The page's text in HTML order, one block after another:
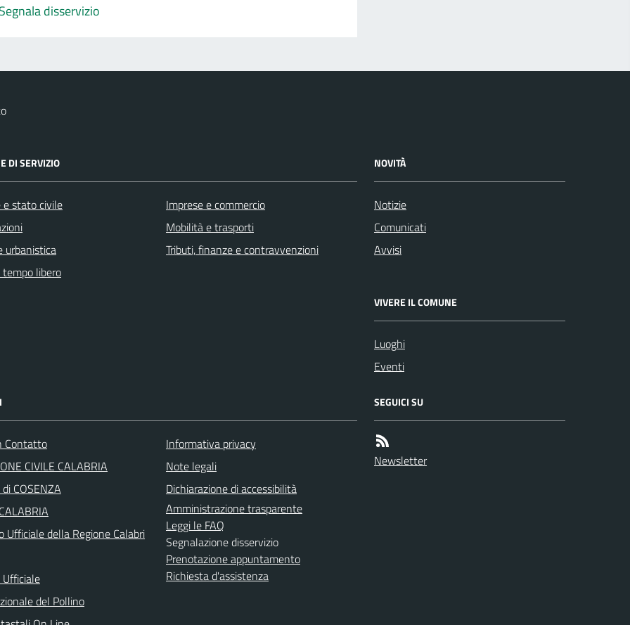
Segnala disservizio
DI SERVIZIO
e stato civile
urbanistica
libero
Imprese e commercio
Mobilità e trasporti
Tributi, finanze e contravvenzioni
NOVITÀ
Notizie
Comunicati
Avvisi
VIVERE IL COMUNE
Luoghi
Eventi
Contatto
CIVILE CALABRIA
COSENZA
Ufficiale della Regione Calabri
del Pollino
Informativa privacy
Note legali
Dichiarazione di accessibilità
Amministrazione trasparente
Leggi le FAQ
Segnalazione disservizio
Prenotazione appuntamento
Richiesta d'assistenza
SEGUICI SU
Newsletter